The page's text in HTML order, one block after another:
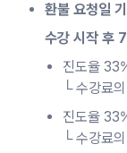
환불 요청일
수강 시작 후
진도율
└ 수강료
진도율
└ 수강료